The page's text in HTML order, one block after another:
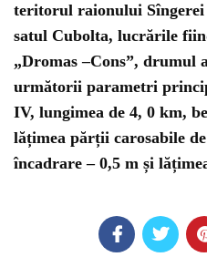
teritorul raionului
satul Cubolta, lucrările
„Dromas –Cons”, drumul
următorii parametri
IV, lungimea de 4, 0 km,
lățimea părții carosabile
încadrare – 0,5 m și